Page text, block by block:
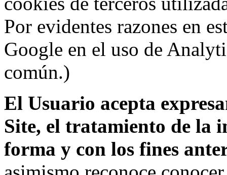
Por evidentes razones en
Google en el uso de
común.)
El Usuario acepta
Site, el tratamiento de la
forma y con los fines